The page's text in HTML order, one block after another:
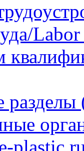
Labor